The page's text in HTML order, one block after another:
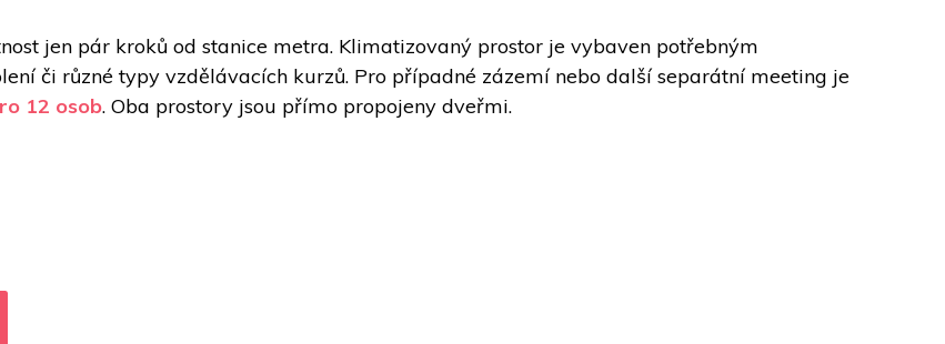
jen pár kroků od stanice metra. Klimatizovaný prostor je vybaven potřebným
či různé typy vzdělávacích kurzů. Pro případné zázemí nebo další separátní meeting je
12 osob. Oba prostory jsou přímo propojeny dveřmi.